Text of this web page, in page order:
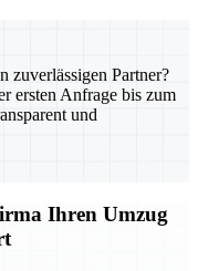
zuverlässigen Partner?
ersten Anfrage bis zum
und
Ihren Umzug